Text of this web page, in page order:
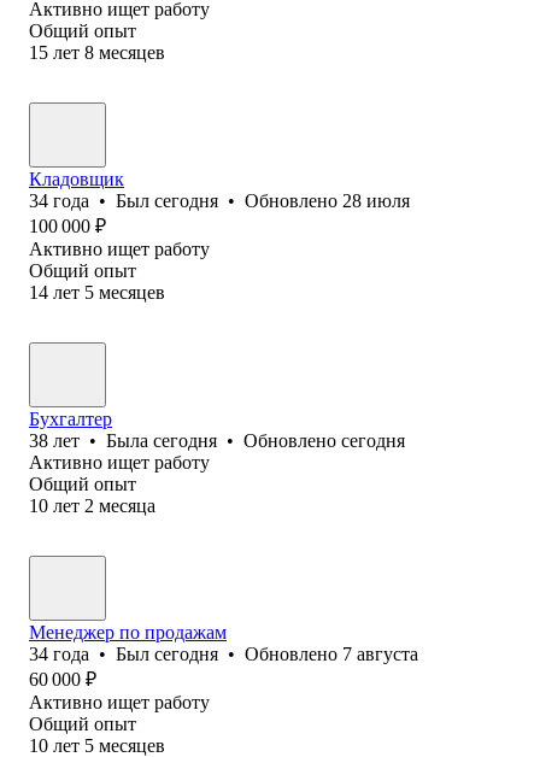
Активно ищет работу
Общий опыт
15 лет 8 месяцев
Кладовщик
34 года • Был сегодня • Обновлено 28 июля
100 000 ₽
Активно ищет работу
Общий опыт
14 лет 5 месяцев
Бухгалтер
38 лет • Была сегодня • Обновлено сегодня
Активно ищет работу
Общий опыт
10 лет 2 месяца
Менеджер по продажам
34 года • Был сегодня • Обновлено 7 августа
60 000 ₽
Активно ищет работу
Общий опыт
10 лет 5 месяцев